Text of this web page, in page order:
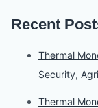
Recent
Thermal
Security,
Thermal